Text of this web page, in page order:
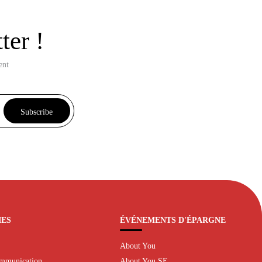
!
Subscribe
ÉVÉNEMENTS D'ÉPARGNE
About You